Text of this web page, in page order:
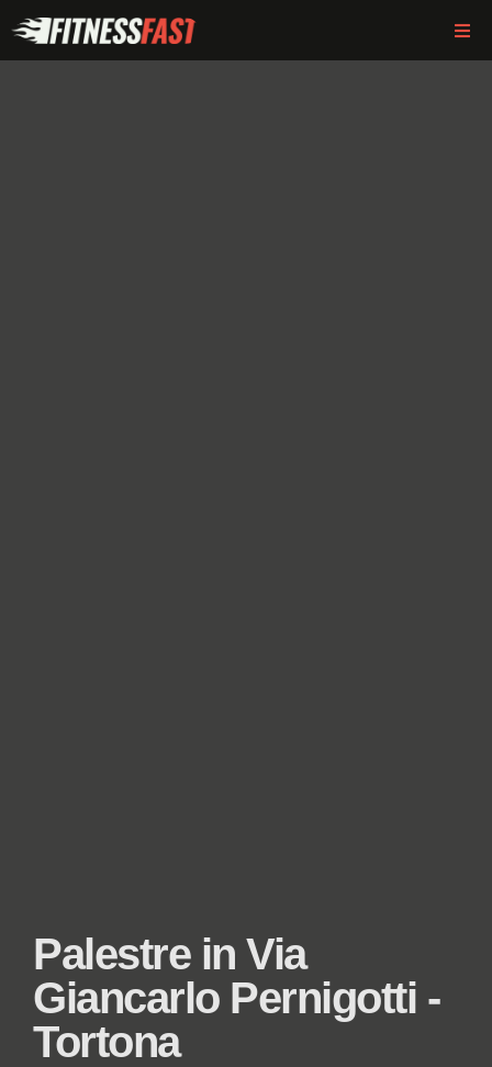
Palestre in Via
Giancarlo Pernigotti -
Tortona